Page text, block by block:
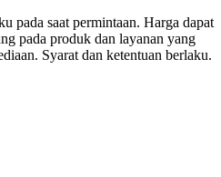
pada saat permintaan. Harga dapat
pada produk dan layanan yang
Syarat dan ketentuan berlaku.